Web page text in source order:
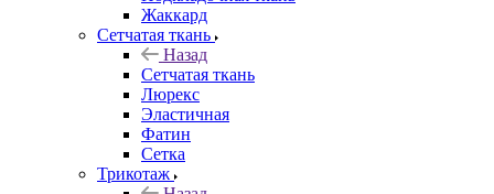
Жаккард
Сетчатая ткань
Назад
Сетчатая ткань
Люрекс
Эластичная
Фатин
Сетка
Трикотаж